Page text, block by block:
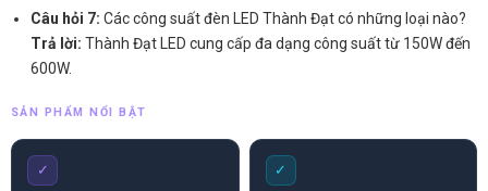
Câu hỏi 7: Các công suất đèn LED Thành Đạt có những loại nào?
Trả lời: Thành Đạt LED cung cấp đa dạng công suất từ 150W đến
600W.
SẢN PHẨM NỔI BẬT
✓ ✓